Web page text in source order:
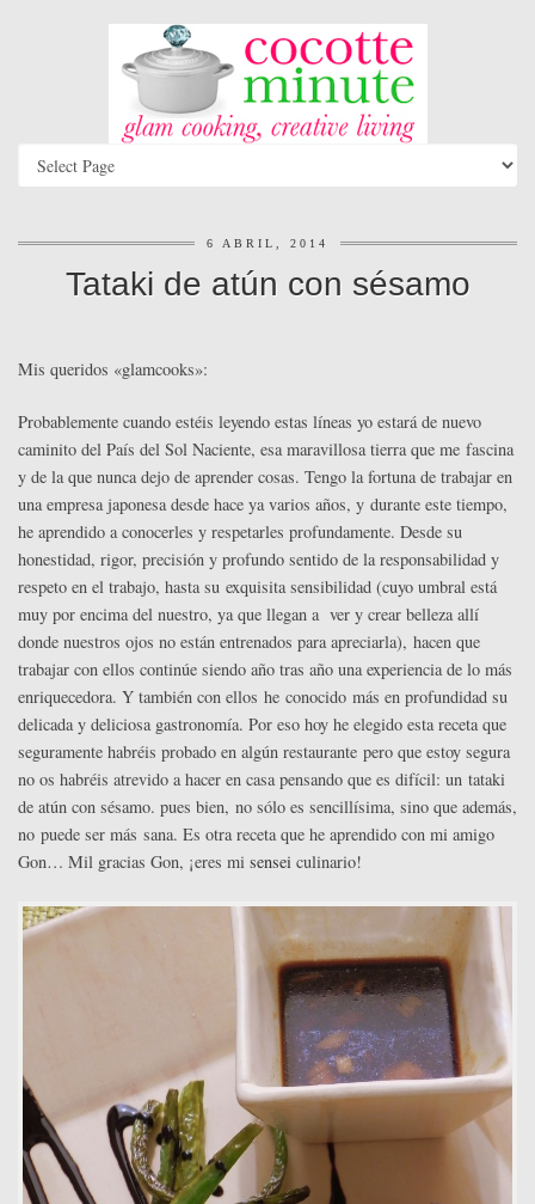
6 ABRIL, 2014
Tataki de atún con sésamo
Mis queridos «glamcooks»:
Probablemente cuando estéis leyendo estas líneas yo estará de nuevo
caminito del País del Sol Naciente, esa maravillosa tierra que me fascina
y de la que nunca dejo de aprender cosas. Tengo la fortuna de trabajar en
una empresa japonesa desde hace ya varios años, y durante este tiempo,
he aprendido a conocerles y respetarles profundamente. Desde su
honestidad, rigor, precisión y profundo sentido de la responsabilidad y
respeto en el trabajo, hasta su exquisita sensibilidad (cuyo umbral está
muy por encima del nuestro, ya que llegan a ver y crear belleza allí
donde nuestros ojos no están entrenados para apreciarla), hacen que
trabajar con ellos continúe siendo año tras año una experiencia de lo más
enriquecedora. Y también con ellos he conocido más en profundidad su
delicada y deliciosa gastronomía. Por eso hoy he elegido esta receta que
seguramente habréis probado en algún restaurante pero que estoy segura
no os habréis atrevido a hacer en casa pensando que es difícil: un tataki
de atún con sésamo. pues bien, no sólo es sencillísima, sino que además,
no puede ser más sana. Es otra receta que he aprendido con mi amigo
Gon… Mil gracias Gon, ¡eres mi sensei culinario!